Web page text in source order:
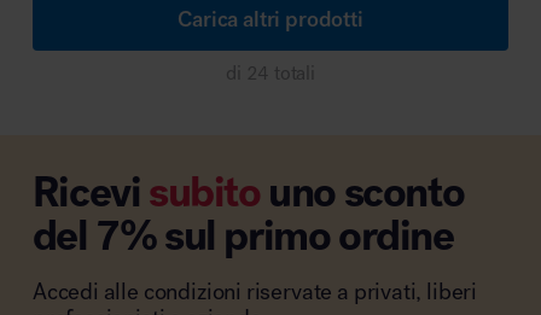
Carica altri prodotti
di 24 totali
Ricevisubitouno sconto
del 7% sul primo ordine
Accedi alle condizioni riservate a privati, liberi